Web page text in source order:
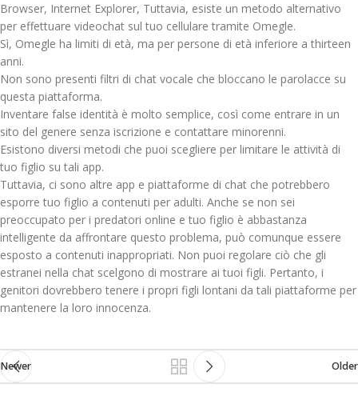
Browser, Internet Explorer, Tuttavia, esiste un metodo alternativo
per effettuare videochat sul tuo cellulare tramite Omegle.
Sì, Omegle ha limiti di età, ma per persone di età inferiore a thirteen
anni.
Non sono presenti filtri di chat vocale che bloccano le parolacce su
questa piattaforma.
Inventare false identità è molto semplice, così come entrare in un
sito del genere senza iscrizione e contattare minorenni.
Esistono diversi metodi che puoi scegliere per limitare le attività di
tuo figlio su tali app.
Tuttavia, ci sono altre app e piattaforme di chat che potrebbero
esporre tuo figlio a contenuti per adulti. Anche se non sei
preoccupato per i predatori online e tuo figlio è abbastanza
intelligente da affrontare questo problema, può comunque essere
esposto a contenuti inappropriati. Non puoi regolare ciò che gli
estranei nella chat scelgono di mostrare ai tuoi figli. Pertanto, i
genitori dovrebbero tenere i propri figli lontani da tali piattaforme per
mantenere la loro innocenza.
Newer Older